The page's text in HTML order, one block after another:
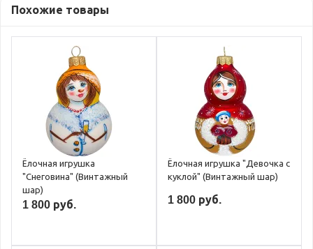
Похожие товары
Ёлочная игрушка
"Снеговина" (Винтажный
шар)
1 800 руб.
Ёлочная игрушка "Девочка с
куклой" (Винтажный шар)
1 800 руб.